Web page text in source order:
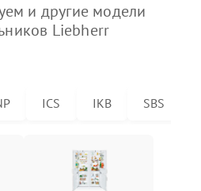
и другие модели
Liebherr
ICS IKB SBS